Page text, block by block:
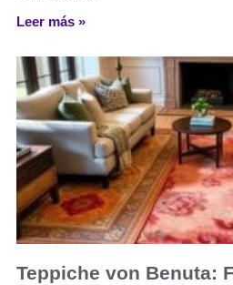
Leer más »
Teppiche von Benuta: